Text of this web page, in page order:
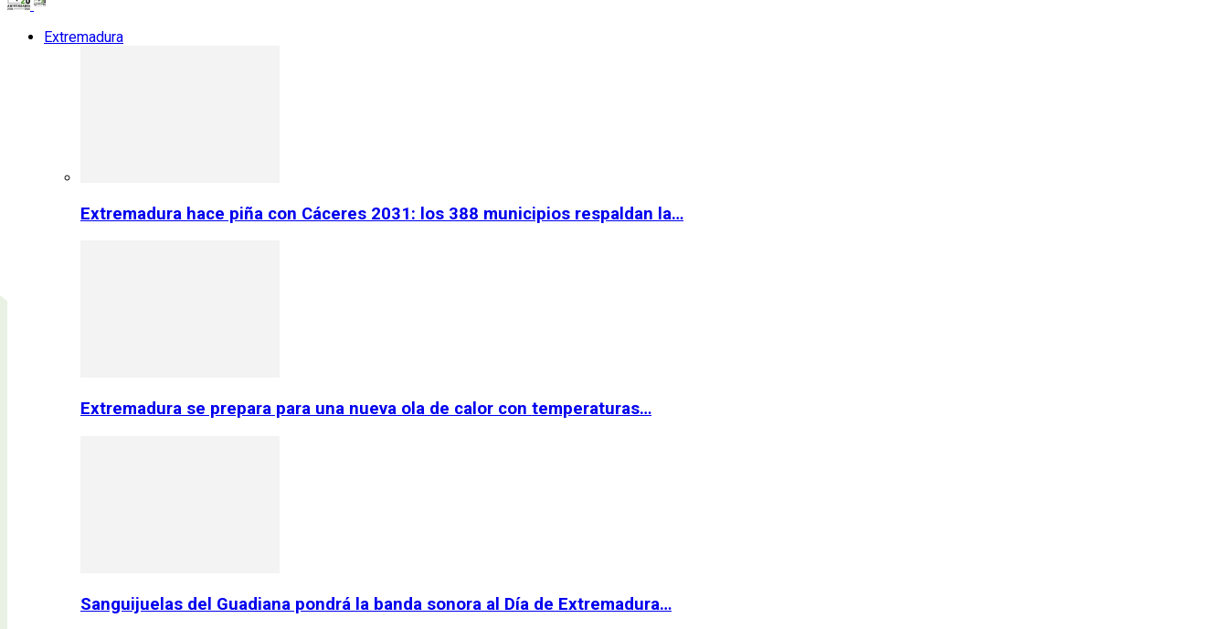
Extremadura
Extremadura hace piña con Cáceres 2031: los 388 municipios respaldan la…
Extremadura se prepara para una nueva ola de calor con temperaturas…
Sanguijuelas del Guadiana pondrá la banda sonora al Día de Extremadura…